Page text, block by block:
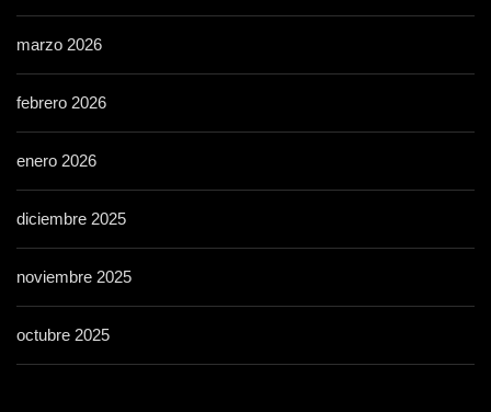
marzo 2026
febrero 2026
enero 2026
diciembre 2025
noviembre 2025
octubre 2025